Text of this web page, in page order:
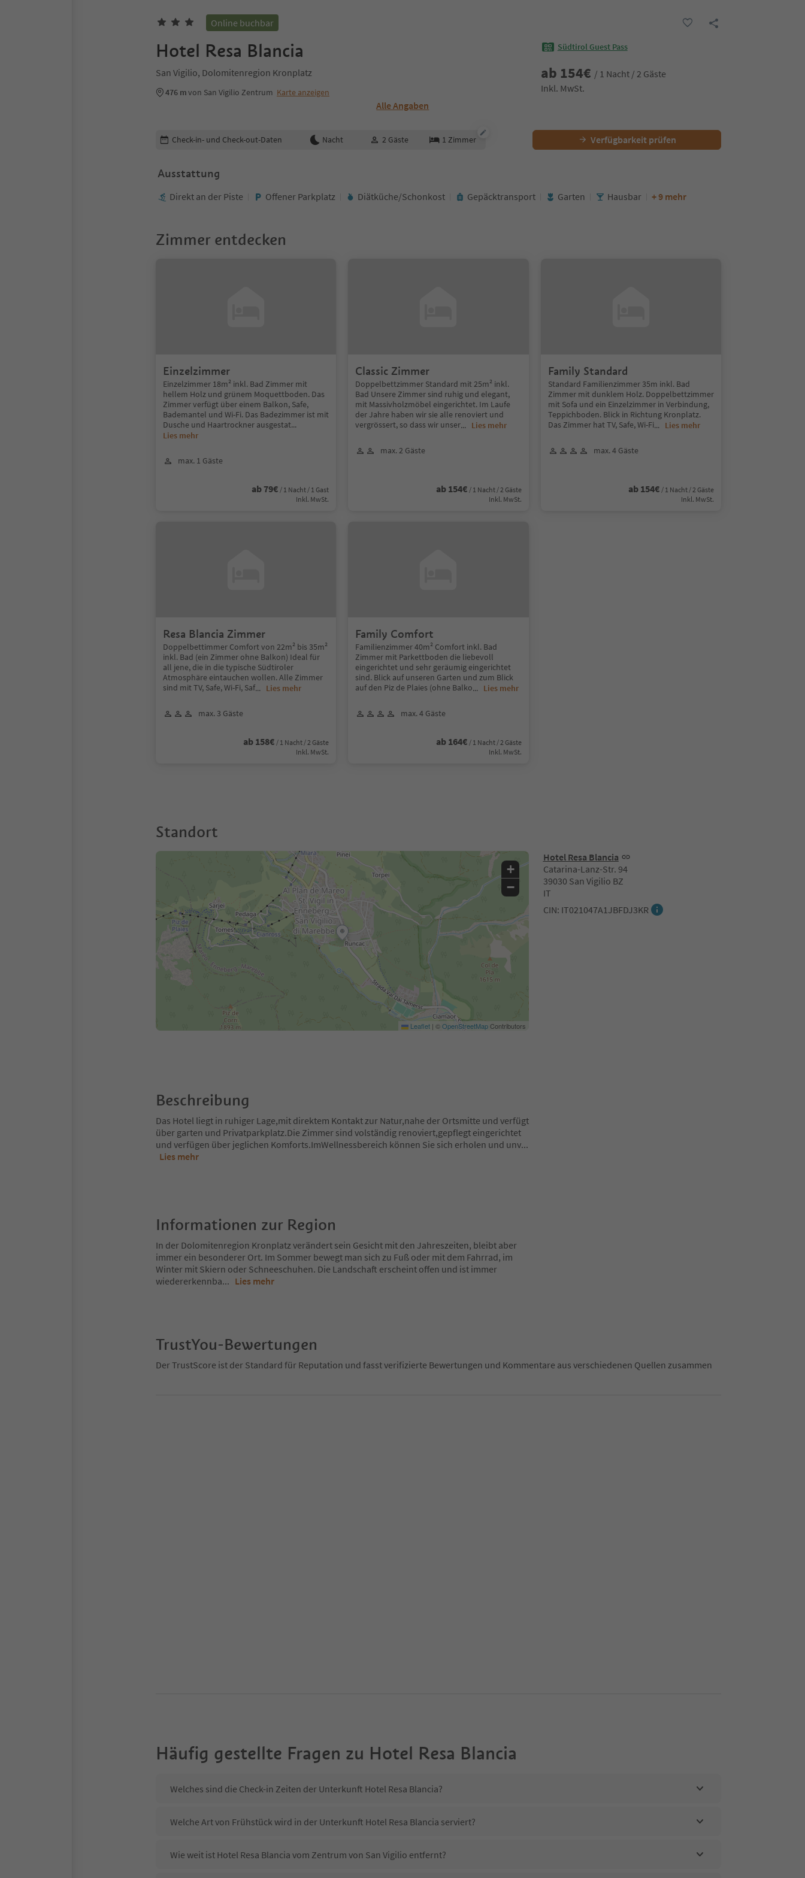
Online buchbar
Hotel Resa Blancia
San Vigilio, Dolomitenregion Kronplatz
476 mvon San Vigilio Zentrum Karte anzeigen
Alle Angaben
Südtirol Guest Pass
ab 154€ / 1 Nacht / 2 Gäste
Inkl. MwSt.
Buchungsdetails bearbeiten
Check-in- und Check-out-Daten Nacht 2 Gäste 1 Zimmer Verfügbarkeit prüfen
Ausstattung
Direkt an der Piste Offener Parkplatz Diätküche/Schonkost Gepäcktransport Garten Hausbar + 9 mehr
Zimmer entdecken
Einzelzimmer
Einzelzimmer 18m² inkl. Bad Zimmer mit
hellem Holz und grünem Moquettboden. Das
Zimmer verfügt über einem Balkon, Safe,
Bademantel und Wi-Fi. Das Badezimmer ist mit
Dusche und Haartrockner ausgestat...
Lies mehr
max. 1 Gäste
ab 79€ / 1 Nacht / 1 Gast
Inkl. MwSt.
Classic Zimmer
Doppelbettzimmer Standard mit 25m² inkl.
Bad Unsere Zimmer sind ruhig und elegant,
mit Massivholzmöbel eingerichtet. Im Laufe
der Jahre haben wir sie alle renoviert und
vergrössert, so dass wir unser... Lies mehr
max. 2 Gäste
ab 154€ / 1 Nacht / 2 Gäste
Inkl. MwSt.
Family Standard
Standard Familienzimmer 35m inkl. Bad
Zimmer mit dunklem Holz. Doppelbettzimmer
mit Sofa und ein Einzelzimmer in Verbindung,
Teppichboden. Blick in Richtung Kronplatz.
Das Zimmer hat TV, Safe, Wi-Fi... Lies mehr
max. 4 Gäste
ab 154€ / 1 Nacht / 2 Gäste
Inkl. MwSt.
Resa Blancia Zimmer
Doppelbettimmer Comfort von 22m² bis 35m²
inkl. Bad (ein Zimmer ohne Balkon) Ideal für
all jene, die in die typische Südtiroler
Atmosphäre eintauchen wollen. Alle Zimmer
sind mit TV, Safe, Wi-Fi, Saf... Lies mehr
max. 3 Gäste
ab 158€ / 1 Nacht / 2 Gäste
Inkl. MwSt.
Family Comfort
Familienzimmer 40m² Comfort inkl. Bad
Zimmer mit Parkettboden die liebevoll
eingerichtet und sehr geräumig eingerichtet
sind. Blick auf unseren Garten und zum Blick
auf den Piz de Plaies (ohne Balko... Lies mehr
max. 4 Gäste
ab 164€ / 1 Nacht / 2 Gäste
Inkl. MwSt.
Standort
Hotel Resa Blancia
Catarina-Lanz-Str. 94
39030 San Vigilio BZ
IT
CIN: IT021047A1JBFDJ3KR
+
−
Leaflet | ©OpenStreetMapContributors
Beschreibung
Das Hotel liegt in ruhiger Lage,mit direktem Kontakt zur Natur,nahe der Ortsmitte und verfügt
über garten und Privatparkplatz.Die Zimmer sind volständig renoviert,gepflegt eingerichtet
und verfügen über jeglichen Komforts.ImWellnessbereich können Sie sich erholen und unv...
Lies mehr
Informationen zur Region
In der Dolomitenregion Kronplatz verändert sein Gesicht mit den Jahreszeiten, bleibt aber
immer ein besonderer Ort. Im Sommer bewegt man sich zu Fuß oder mit dem Fahrrad, im
Winter mit Skiern oder Schneeschuhen. Die Landschaft erscheint offen und ist immer
wiedererkennba... Lies mehr
TrustYou-Bewertungen
Der TrustScore ist der Standard für Reputation und fasst verifizierte Bewertungen und Kommentare aus verschiedenen Quellen zusammen
Häufig gestellte Fragen zu Hotel Resa Blancia
Welches sind die Check-in Zeiten der Unterkunft Hotel Resa Blancia?
Welche Art von Frühstück wird in der Unterkunft Hotel Resa Blancia serviert?
Wie weit ist Hotel Resa Blancia vom Zentrum von San Vigilio entfernt?